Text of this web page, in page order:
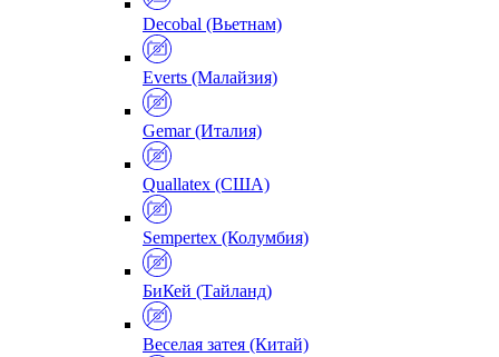
Decobal (Вьетнам)
Everts (Малайзия)
Gemar (Италия)
Quallatex (США)
Sempertex (Колумбия)
БиКей (Тайланд)
Веселая затея (Китай)